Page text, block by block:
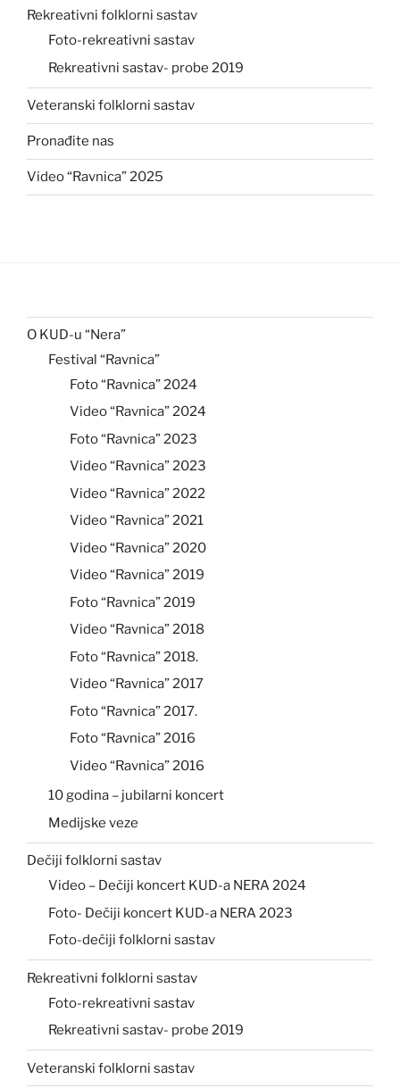
Rekreativni folklorni sastav
Foto-rekreativni sastav
Rekreativni sastav- probe 2019
Veteranski folklorni sastav
Pronađite nas
Video “Ravnica” 2025
O KUD-u “Nera”
Festival “Ravnica”
Foto “Ravnica” 2024
Video “Ravnica” 2024
Foto “Ravnica” 2023
Video “Ravnica” 2023
Video “Ravnica” 2022
Video “Ravnica” 2021
Video “Ravnica” 2020
Video “Ravnica” 2019
Foto “Ravnica” 2019
Video “Ravnica” 2018
Foto “Ravnica” 2018.
Video “Ravnica” 2017
Foto “Ravnica” 2017.
Foto “Ravnica” 2016
Video “Ravnica” 2016
10 godina – jubilarni koncert
Medijske veze
Dečiji folklorni sastav
Video – Dečiji koncert KUD-a NERA 2024
Foto- Dečiji koncert KUD-a NERA 2023
Foto-dečiji folklorni sastav
Rekreativni folklorni sastav
Foto-rekreativni sastav
Rekreativni sastav- probe 2019
Veteranski folklorni sastav